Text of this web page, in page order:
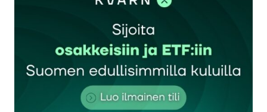
Sähköpostiosoitettasi ei julkaista.Pakolliset
kentät on merkitty*